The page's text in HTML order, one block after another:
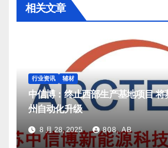
相关文章
行业资讯 辅材
中信博：终止西部生产基地项目 将
州自动化升级
8 月 28, 2025 808, AB